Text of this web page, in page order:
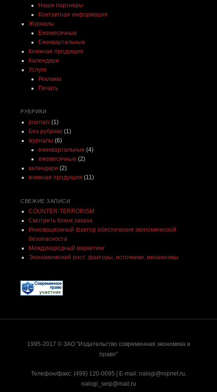
Наши партнеры
Контактная информация
Журналы
Ежемесячные
Ежеквартальные
Книжная продукция
Календари
Услуги
Реклама
Печать
РУБРИКИ
journals (1)
Без рубрики (1)
журналы (6)
ежеквартальные (4)
ежемесячные (2)
календари (2)
книжная продукция (11)
СВЕЖИЕ ЗАПИСИ
COUNTER-TERRORISM
Смотреть бланк заказа
Инновационный фактор обеспечения экономической
безопасности
Международный маркетинг
Экономический рост: факторы, источники, механизмы
1995-2017 © ЗАО "Издательство современная экономика и
право"
Телефон/факс: (499) 120-0095 | E-mail: nalogi@ropnet.ru,
nalogi_seip@mail.ru